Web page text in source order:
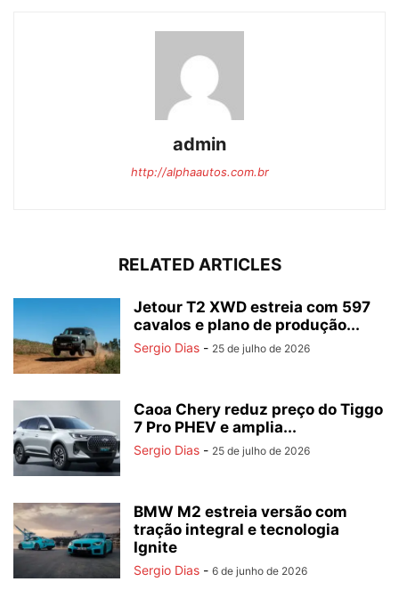
admin
http://alphaautos.com.br
RELATED ARTICLES
Jetour T2 XWD estreia com 597
cavalos e plano de produção...
Sergio Dias - 25 de julho de 2026
Caoa Chery reduz preço do Tiggo
7 Pro PHEV e amplia...
Sergio Dias - 25 de julho de 2026
BMW M2 estreia versão com
tração integral e tecnologia
Ignite
Sergio Dias - 6 de junho de 2026